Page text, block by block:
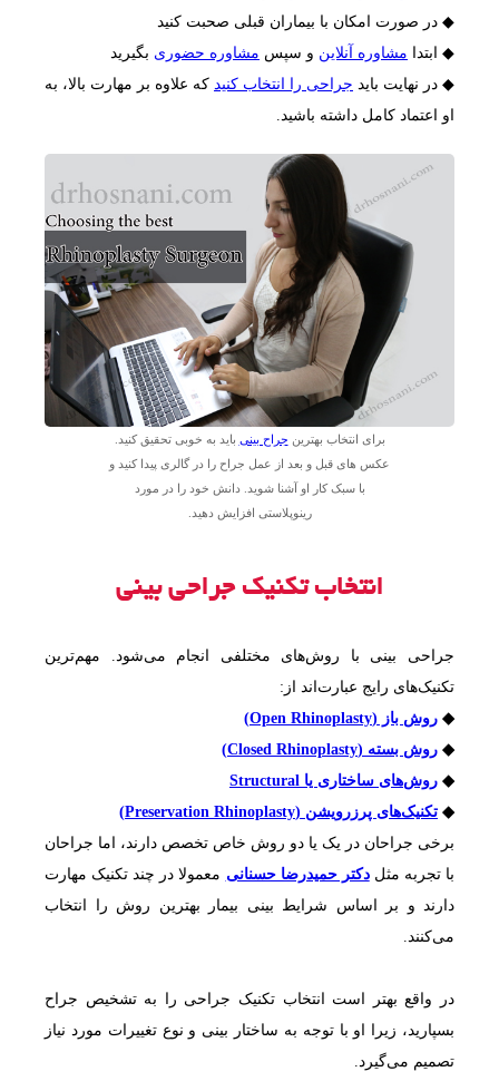
◆ در صورت امکان با بیماران قبلی صحبت کنید
◆ ابتدا مشاوره آنلاین و سپس مشاوره حضوری بگیرید
◆ در نهایت باید جراحی را انتخاب کنید که علاوه بر مهارت بالا، به
او اعتماد کامل داشته باشید.
برای انتخاب بهترین جراح بینی باید به خوبی تحقیق کنید.
عکس های قبل و بعد از عمل جراح را در گالری پیدا کنید و
با سبک کار او آشنا شوید. دانش خود را در مورد
رینوپلاستی افزایش دهید.
انتخاب تکنیک جراحی بینی
جراحی بینی با روش‌های مختلفی انجام می‌شود. مهم‌ترین
تکنیک‌های رایج عبارت‌اند از:
◆ روش باز (Open Rhinoplasty)
◆ روش بسته (Closed Rhinoplasty)
◆ روش‌های ساختاری یا Structural
◆ تکنیک‌های پرزرویشن (Preservation Rhinoplasty)
برخی جراحان در یک یا دو روش خاص تخصص دارند، اما جراحان
با تجربه مثلدکتر حمیدرضا حسنانی معمولا در چند تکنیک مهارت
دارند و بر اساس شرایط بینی بیمار بهترین روش را انتخاب
می‌کنند.
در واقع بهتر است انتخاب تکنیک جراحی را به تشخیص جراح
بسپارید، زیرا او با توجه به ساختار بینی و نوع تغییرات مورد نیاز
تصمیم می‌گیرد.